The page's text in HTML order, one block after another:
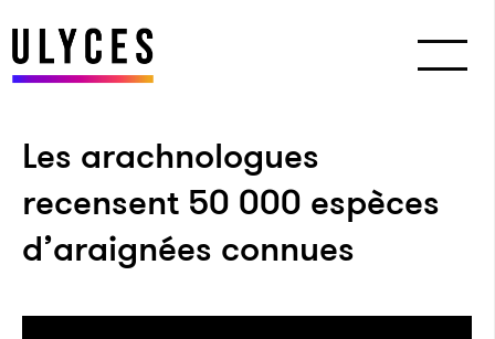
Les arachnologues
recensent 50 000 espèces
d’araignées connues